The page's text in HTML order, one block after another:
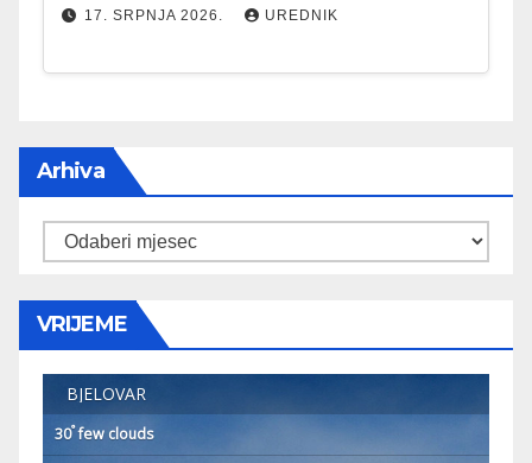
17. SRPNJA 2026. UREDNIK
Arhiva
Arhiva
VRIJEME
BJELOVAR
30°few clouds